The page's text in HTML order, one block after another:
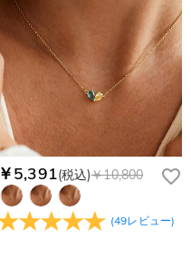
￥5,391(税込)￥10,800
(49レビュー)